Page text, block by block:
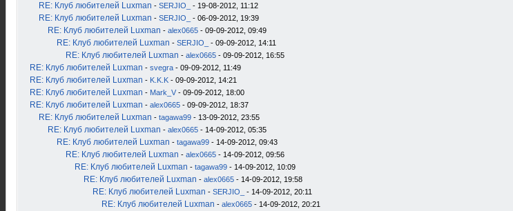
RE: Клуб любителей Luxman - SERJIO_ - 19-08-2012, 11:12
RE: Клуб любителей Luxman - SERJIO_ - 06-09-2012, 19:39
RE: Клуб любителей Luxman - alex0665 - 09-09-2012, 09:49
RE: Клуб любителей Luxman - SERJIO_ - 09-09-2012, 14:11
RE: Клуб любителей Luxman - alex0665 - 09-09-2012, 16:55
RE: Клуб любителей Luxman - svegra - 09-09-2012, 11:49
RE: Клуб любителей Luxman - K.K.K - 09-09-2012, 14:21
RE: Клуб любителей Luxman - Mark_V - 09-09-2012, 18:00
RE: Клуб любителей Luxman - alex0665 - 09-09-2012, 18:37
RE: Клуб любителей Luxman - tagawa99 - 13-09-2012, 23:55
RE: Клуб любителей Luxman - alex0665 - 14-09-2012, 05:35
RE: Клуб любителей Luxman - tagawa99 - 14-09-2012, 09:43
RE: Клуб любителей Luxman - alex0665 - 14-09-2012, 09:56
RE: Клуб любителей Luxman - tagawa99 - 14-09-2012, 10:09
RE: Клуб любителей Luxman - alex0665 - 14-09-2012, 19:58
RE: Клуб любителей Luxman - SERJIO_ - 14-09-2012, 20:11
RE: Клуб любителей Luxman - alex0665 - 14-09-2012, 20:21